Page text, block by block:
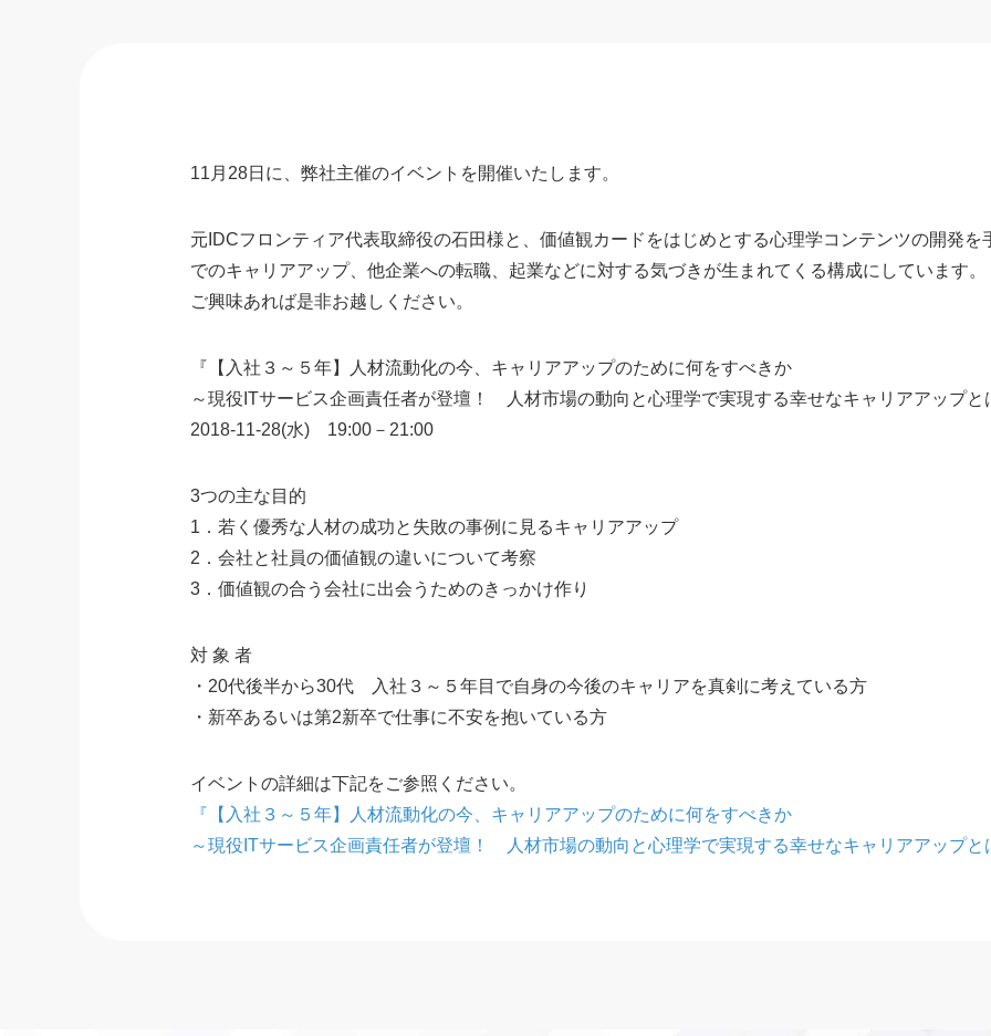
11月28日に、弊社主催のイベントを開催いたします。
元IDCフロンティア代表取締役の石田様と、価値観カードをはじめとする心理学コンテンツの開発
でのキャリアアップ、他企業への転職、起業などに対する気づきが生まれてくる構成にしています。
ご興味あれば是非お越しください。
『【入社３～５年】人材流動化の今、キャリアアップのために何をすべきか
～現役ITサービス企画責任者が登壇！ 人材市場の動向と心理学で実現する幸せなキャリアアップと
2018-11-28(水) 19:00－21:00
3つの主な目的
1．若く優秀な人材の成功と失敗の事例に見るキャリアアップ
2．会社と社員の価値観の違いについて考察
3．価値観の合う会社に出会うためのきっかけ作り
対 象 者
・20代後半から30代 入社３～５年目で自身の今後のキャリアを真剣に考えている方
・新卒あるいは第2新卒で仕事に不安を抱いている方
イベントの詳細は下記をご参照ください。
『【入社３～５年】人材流動化の今、キャリアアップのために何をすべきか
～現役ITサービス企画責任者が登壇！ 人材市場の動向と心理学で実現する幸せなキャリアアップと